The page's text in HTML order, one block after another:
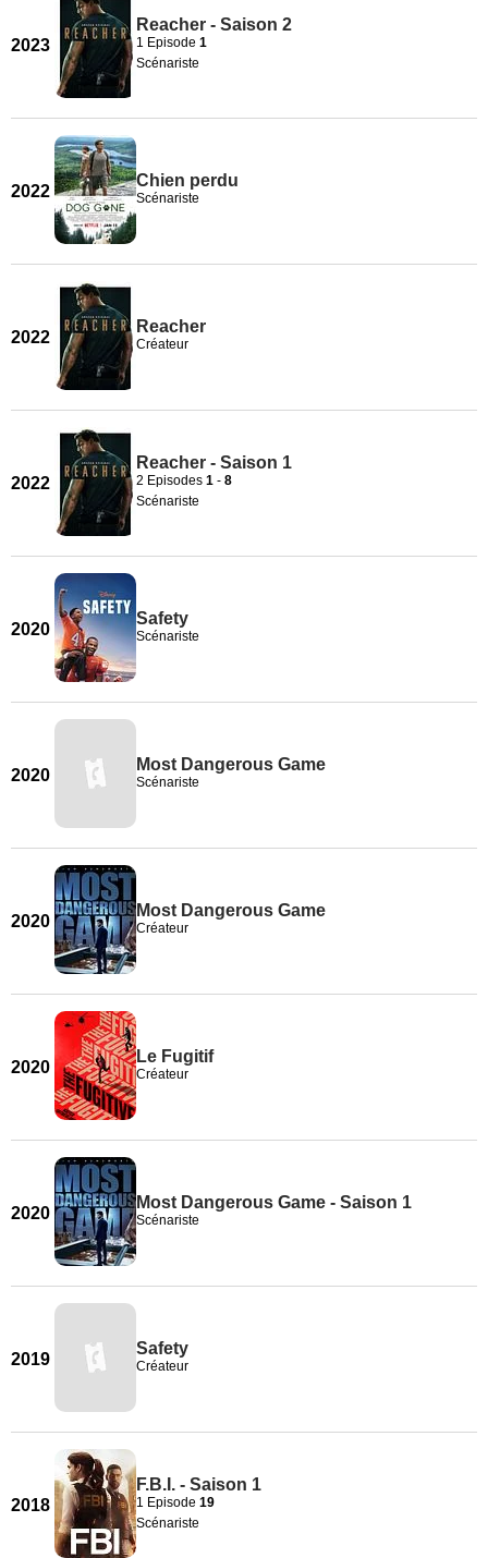
2023
Reacher - Saison 2
1 Episode 1
Scénariste
2022
Chien perdu
Scénariste
2022
Reacher
Créateur
2022
Reacher - Saison 1
2 Episodes 1 - 8
Scénariste
2020
Safety
Scénariste
2020
Most Dangerous Game
Scénariste
2020
Most Dangerous Game
Créateur
2020
Le Fugitif
Créateur
2020
Most Dangerous Game - Saison 1
Scénariste
2019
Safety
Créateur
2018
F.B.I. - Saison 1
1 Episode 19
Scénariste